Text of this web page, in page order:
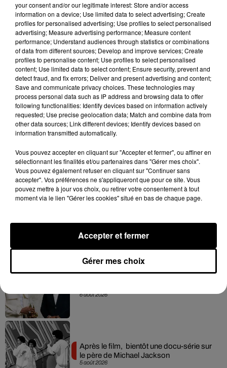
Hip-Hop News
7 août 2026
Brent Faiyaz a le cœur brisé dans son
nouveau clip
7 août 2026
Rocky relance l'espoir des fans
6 août 2026
5 août 2026
Après le film, bientôt une docu-série sur
le père de Michael Jackson
your consent and/or our legitimate interest: Store and/or access
information on a device; Use limited data to select advertising; Create
profiles for personalised advertising; Use profiles to select personalised
advertising; Measure advertising performance; Measure content
performance; Understand audiences through statistics or combinations
of data from different sources; Develop and improve services; Create
profiles to personalise content; Use profiles to select personalised
content; Use limited data to select content; Ensure security, prevent and
detect fraud, and fix errors; Deliver and present advertising and content;
Save and communicate privacy choices. These technologies may
process personal data such as IP address and browsing data to offer
following functionalities: Identify devices based on information actively
requested; Use precise geolocation data; Match and combine data from
other data sources; Link different devices; Identify devices based on
information transmitted automatically.
Vous pouvez accepter en cliquant sur "Accepter et fermer", ou affiner en
sélectionnant les finalités et/ou partenaires dans "Gérer mes choix".
Vous pouvez également refuser en cliquant sur "Continuer sans
accepter". Vos préférences ne s'appliqueront que pour ce site. Vous
pouvez mettre à jour vos choix, ou retirer votre consentement à tout
moment via le lien "Gérer les cookies" situé en bas de chaque page.
Gérer mes choix
Accepter et fermer